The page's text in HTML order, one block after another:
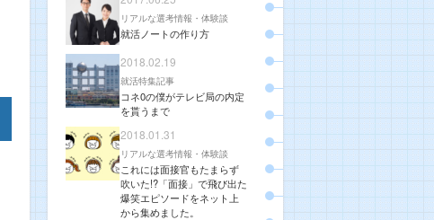
リアルな選考情報・体験談
就活ノートの作り方
2018.02.19
就活特集記事
コネ0の僕がテレビ局の内定
を貰うまで
2018.01.31
リアルな選考情報・体験談
これには面接官もたまらず
吹いた!?「面接」で飛び出た
爆笑エピソードをネット上
から集めました。